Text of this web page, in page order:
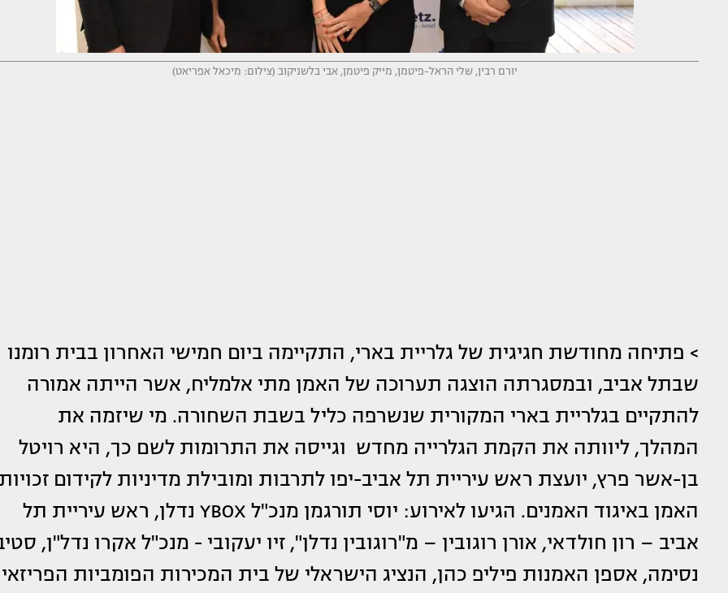
יורם רבין, שלי הראל-פיטמן, מייק פיטמן, אבי בלשניקוב (צילום: מיכאל אפריאט)
> פתיחה מחודשת חגיגית של גלריית בארי, התקיימה ביום חמישי האחרון בבית רומנו
שבתל אביב, ובמסגרתה הוצגה תערוכה של האמן מתי אלמליח, אשר הייתה אמורה
להתקיים בגלריית בארי המקורית שנשרפה כליל בשבת השחורה. מי שיזמה את
המהלך, ליוותה את הקמת הגלרייה מחדש וגייסה את התרומות לשם כך, היא רויטל
בן-אשר פרץ, יועצת ראש עיריית תל אביב-יפו לתרבות ומובילת מדיניות לקידום זכויות
האמן באיגוד האמנים. הגיעו לאירוע: יוסי תורגמן מנכ"ל YBOX נדלן, ראש עיריית תל
אביב – רון חולדאי, אורן רוגובין – מ"רוגובין נדלן", זיו יעקובי - מנכ"ל אקרו נדל"ן,
נסימה, אספן האמנות פיליפ כהן, הנציג הישראלי של בית המכירות הפומביות הפריזאי